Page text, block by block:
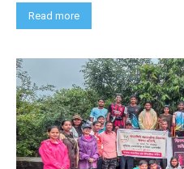
Read more